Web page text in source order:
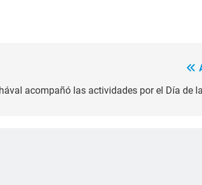
acompañó las actividades por el Día de